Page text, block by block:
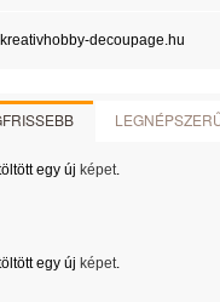
decoupage.hu
egy új képet.
egy új képet.